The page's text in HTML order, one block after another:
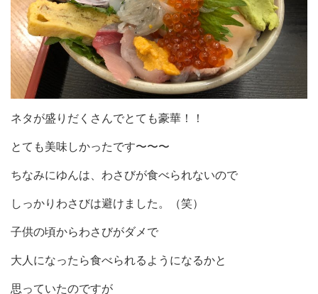
ネタが盛りだくさんでとても豪華！！
とても美味しかったです〜〜〜
ちなみにゆんは、わさびが食べられないので
しっかりわさびは避けました。（笑）
子供の頃からわさびがダメで
大人になったら食べられるようになるかと
思っていたのですが